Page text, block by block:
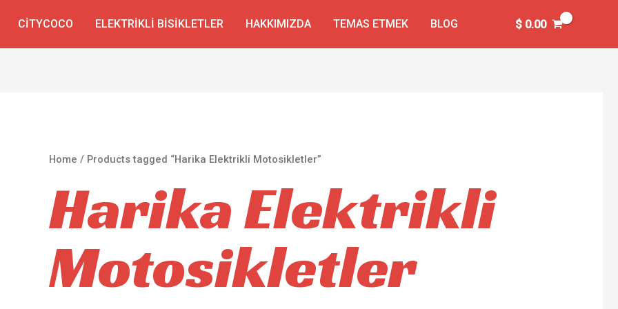
CITYCOCO ELEKTRIKLI BISIKLETLER HAKKIMIZDA TEMAS ETMEK BLOG $0.00
Home / Products tagged “Harika Elektrikli Motosikletler”
Harika Elektrikli
Motosikletler